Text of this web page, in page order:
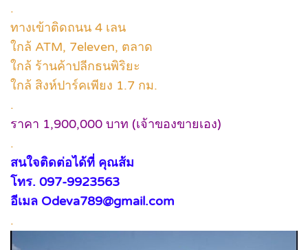
.
ทางเข้าติดถนน 4 เลน
ใกล้ ATM, 7eleven, ตลาด
ใกล้ ร้านค้าปลีกธนพิริยะ
ใกล้ สิงห์ปาร์คเพียง 1.7 กม.
.
ราคา 1,900,000 บาท (เจ้าของขายเอง)
.
สนใจติดต่อได้ที่ คุณส้ม
โทร. 097-9923563
อีเมล Odeva789@gmail.com
.